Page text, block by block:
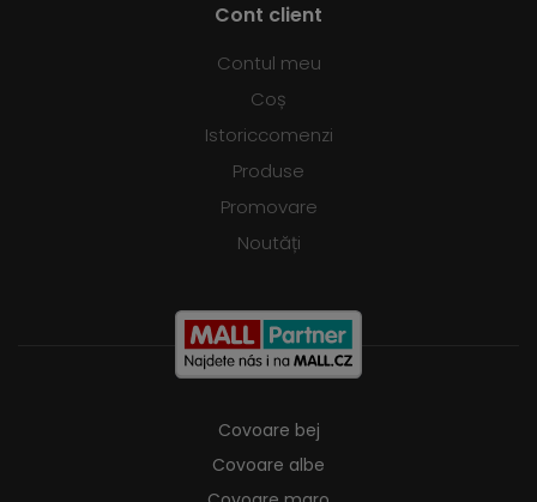
Cont client
Contul meu
Coș
Istoriccomenzi
Produse
Promovare
Noutăți
Covoare bej
Covoare albe